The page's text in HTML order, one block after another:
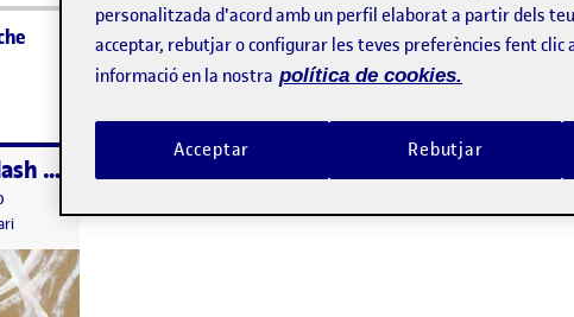
Taller de dibujo: Flash 2 – Dibujar con palabras
2022 5:14 pm
el Taller de dibujo: Flash 2 – Dibujar con palabras
personalitzada d'acord amb un perfil elaborat a partir dels
acceptar, rebutjar o configurar les teves preferències fent clic
informació en la nostra política de cookies.
Rebutjar
Acceptar